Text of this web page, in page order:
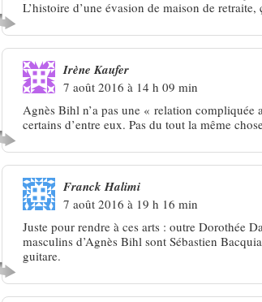
L’histoire d’une évasion de maison de
Irène Kaufer
7 août 2016 à 14 h 09 min
Agnès Bihl n’a pas une « relation compliquée
certains d’entre eux. Pas du tout la même
Franck Halimi
7 août 2016 à 19 h 16 min
Juste pour rendre à ces arts : outre Dorothée
masculins d’Agnès Bihl sont Sébastien
guitare.